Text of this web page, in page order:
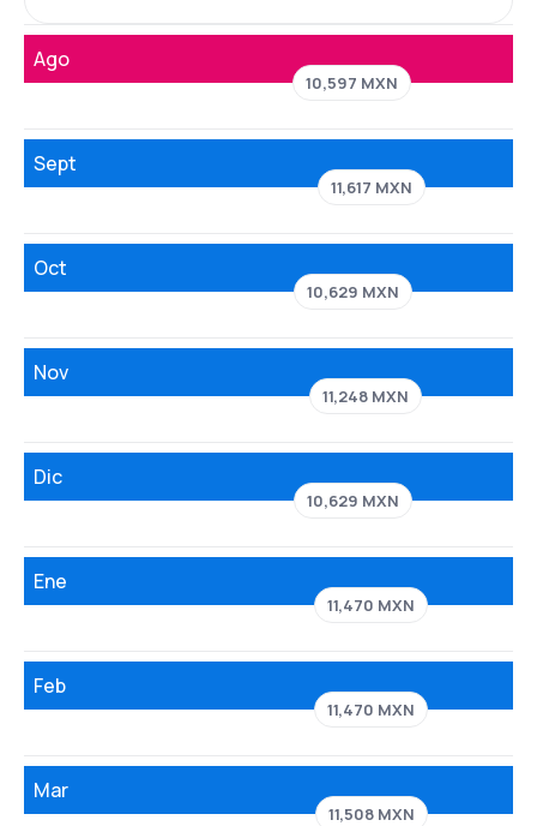
Ago
10,597 MXN
Sept
11,617 MXN
Oct
10,629 MXN
Nov
11,248 MXN
Dic
10,629 MXN
Ene
11,470 MXN
Feb
11,470 MXN
Mar
11,508 MXN